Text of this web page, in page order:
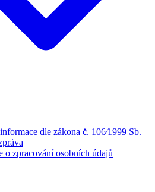
dle zákona č. 106⁄1999 Sb.
o zpracování osobních údajů